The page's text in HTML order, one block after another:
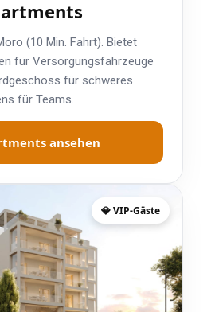
(10 Min. Fahrt). Bietet
für Versorgungsfahrzeuge
für schweres
für Teams.
ansehen
💎 VIP-Gäste